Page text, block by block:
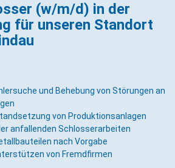
(w/m/d) in der
für unseren Standort
und Behebung von Störungen an
von Produktionsanlagen
anfallenden Schlosserarbeiten
nach Vorgabe
von Fremdfirmen